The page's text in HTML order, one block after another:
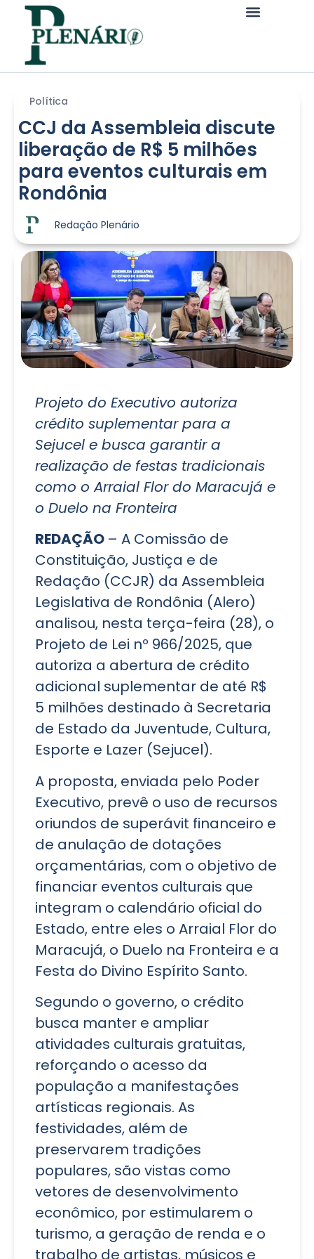
Política
CCJ da Assembleia discute
liberação de R$ 5 milhões
para eventos culturais em
Rondônia
Redação Plenário
Projeto do Executivo autoriza
crédito suplementar para a
Sejucel e busca garantir a
realização de festas tradicionais
como o Arraial Flor do Maracujá e
o Duelo na Fronteira
REDAÇÃO – A Comissão de
Constituição, Justiça e de
Redação (CCJR) da Assembleia
Legislativa de Rondônia (Alero)
analisou, nesta terça-feira (28), o
Projeto de Lei nº 966/2025, que
autoriza a abertura de crédito
adicional suplementar de até R$
5 milhões destinado à Secretaria
de Estado da Juventude, Cultura,
Esporte e Lazer (Sejucel).
A proposta, enviada pelo Poder
Executivo, prevê o uso de recursos
oriundos de superávit financeiro e
de anulação de dotações
orçamentárias, com o objetivo de
financiar eventos culturais que
integram o calendário oficial do
Estado, entre eles o Arraial Flor do
Maracujá, o Duelo na Fronteira e a
Festa do Divino Espírito Santo.
Segundo o governo, o crédito
busca manter e ampliar
atividades culturais gratuitas,
reforçando o acesso da
população a manifestações
artísticas regionais. As
festividades, além de
preservarem tradições
populares, são vistas como
vetores de desenvolvimento
econômico, por estimularem o
turismo, a geração de renda e o
trabalho de artistas, músicos e